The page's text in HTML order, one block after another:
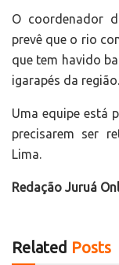
O coordenador
prevê que o rio
que tem havido
igarapés da região.
Uma equipe está
precisarem ser
Lima.
Redação Juruá
Related Posts